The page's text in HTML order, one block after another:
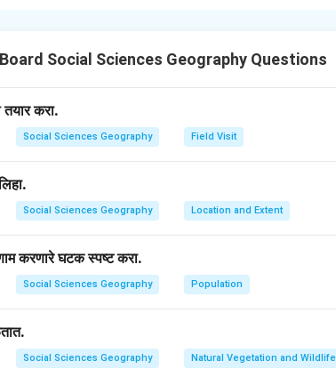
Social Sciences Geography Questions
तयार करा.
Social Sciences Geography Field Visit
Social Sciences Geography Location and Extent
करणारे घटक स्पष्ट करा.
Social Sciences Geography Population
Social Sciences Geography Natural Vegetation and Wildlife